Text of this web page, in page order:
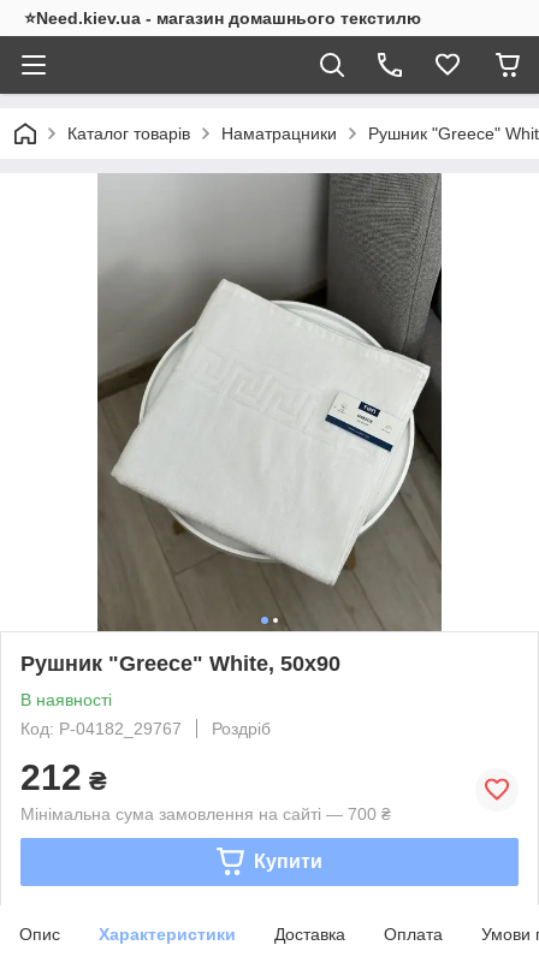
⭐Need.kiev.ua - магазин домашнього текстилю
Каталог товарів Наматрацники Рушник "Greece"
Рушник "Greece" White, 50x90
В наявності
Код: Р-04182_29767
Роздріб
212 ₴
Мінімальна сума замовлення на сайті — 700 ₴
Купити
Опис Характеристики Доставка Оплата Умови